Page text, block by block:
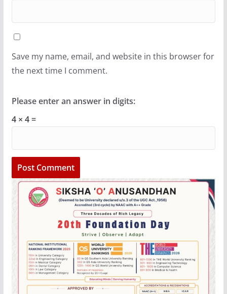
Save my name, email, and website in this browser for
the next time I comment.
Please enter an answer in digits:
4 × 4 =